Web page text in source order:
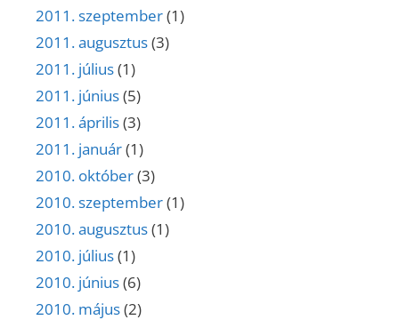
2011. szeptember(1)
2011. augusztus(3)
2011. július(1)
2011. június(5)
2011. április(3)
2011. január(1)
2010. október(3)
2010. szeptember(1)
2010. augusztus(1)
2010. július(1)
2010. június(6)
2010. május(2)